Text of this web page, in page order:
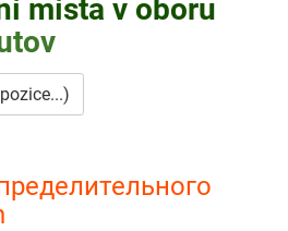
místa v oboru